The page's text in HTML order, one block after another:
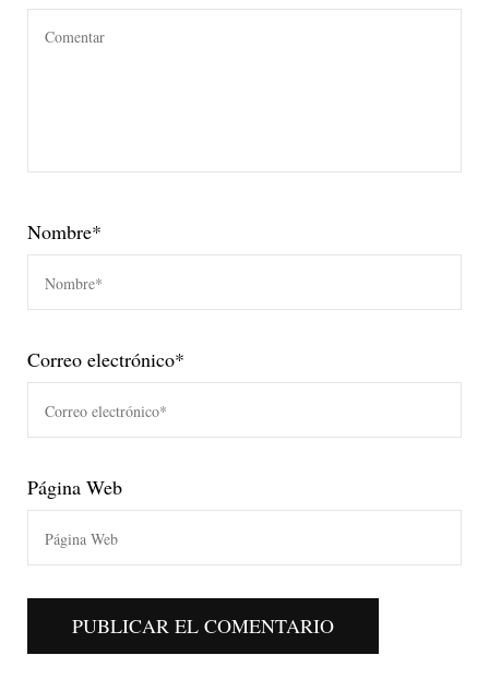
Nombre*
Correo electrónico*
Página Web